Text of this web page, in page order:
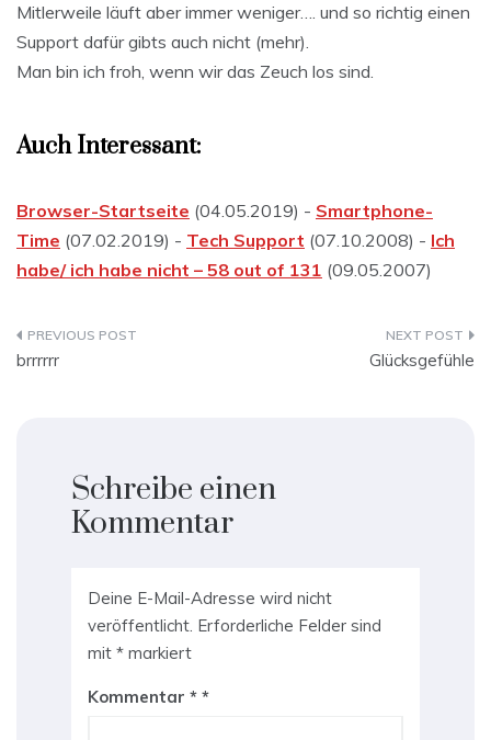
Mitlerweile läuft aber immer weniger…. und so richtig einen
Support dafür gibts auch nicht (mehr).
Man bin ich froh, wenn wir das Zeuch los sind.
Auch Interessant:
Browser-Startseite (04.05.2019) - Smartphone-
Time (07.02.2019) - Tech Support (07.10.2008) - Ich
habe/ ich habe nicht – 58 out of 131 (09.05.2007)
Beitragsnavigation
brrrrrr Glücksgefühle
Schreibe einen
Kommentar
Deine E-Mail-Adresse wird nicht
veröffentlicht. Erforderliche Felder sind
mit * markiert
Kommentar *